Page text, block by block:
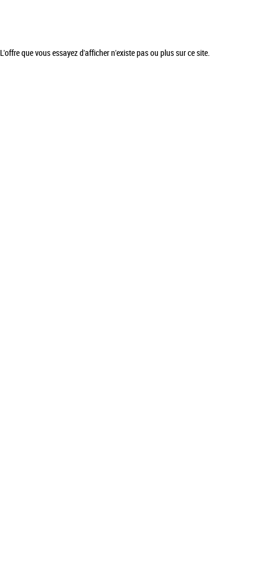
L'offre que vous essayez d'afficher n'existe pas ou plus sur ce site.